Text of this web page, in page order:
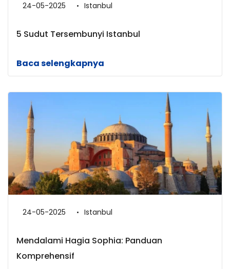
24-05-2025 Istanbul
5 Sudut Tersembunyi Istanbul
Baca selengkapnya
24-05-2025 Istanbul
Mendalami Hagia Sophia: Panduan
Komprehensif